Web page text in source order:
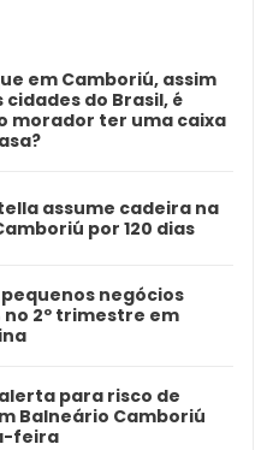
em Camboriú, assim
do Brasil, é
morador ter uma caixa
assume cadeira na
por 120 dias
negócios
no 2º trimestre em
para risco de
Balneário Camboriú
feira